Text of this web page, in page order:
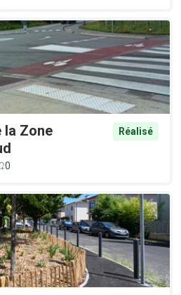
la Zone
Réalisé
0